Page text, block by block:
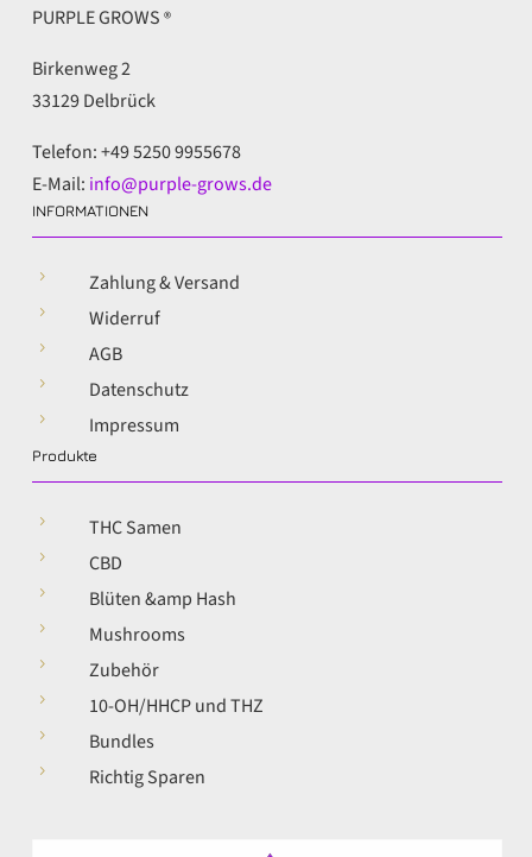
PURPLE GROWS®
Birkenweg 2
33129 Delbrück
Telefon: +49 5250 9955678
E-Mail: info@purple-grows.de
INFORMATIONEN
5 Zahlung & Versand
5 Widerruf
5 AGB
5 Datenschutz
5 Impressum
Produkte
5 THC Samen
5 CBD
5 Blüten &amp Hash
5 Mushrooms
5 Zubehör
5 10-OH/HHCP und THZ
5 Bundles
5 Richtig Sparen